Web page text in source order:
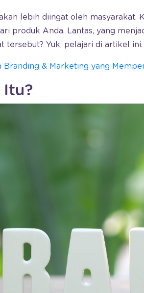
lebih diingat oleh masyarakat.
produk Anda. Lantas, yang
tersebut? Yuk, pelajari di artikel ini.
Branding & Marketing yang
Itu?